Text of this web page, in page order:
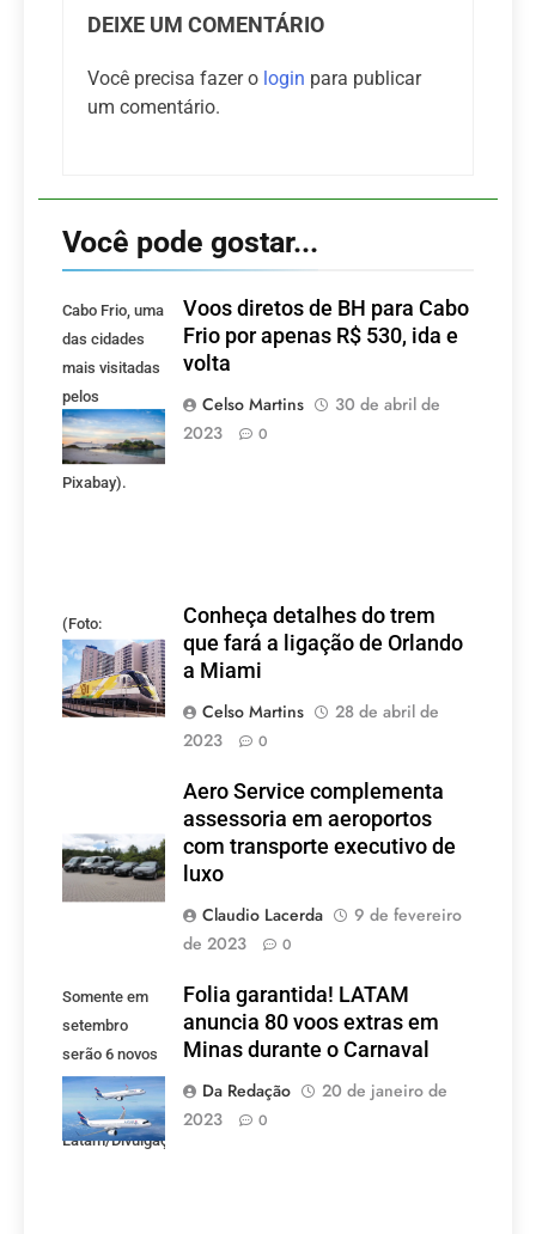
DEIXE UM COMENTÁRIO
Você precisa fazer o login para publicar
um comentário.
Você pode gostar...
Cabo Frio, uma
das cidades
mais visitadas
pelos
mineiros.
(Foto:
Pixabay).
Voos diretos de BH para Cabo
Frio por apenas R$ 530, ida e
volta
Celso Martins
30 de abril de
2023
0
(Foto:
divulgação)
Conheça detalhes do trem
que fará a ligação de Orlando
a Miami
Celso Martins
28 de abril de
2023
0
Aero Service complementa
assessoria em aeroportos
com transporte executivo de
luxo
Claudio Lacerda
9 de fevereiro
de 2023
0
Somente em
setembro
serão 6 novos
voos criados
pela LATAM.
Latam/Divulgação)
Folia garantida! LATAM
anuncia 80 voos extras em
Minas durante o Carnaval
Da Redação
20 de janeiro de
2023
0